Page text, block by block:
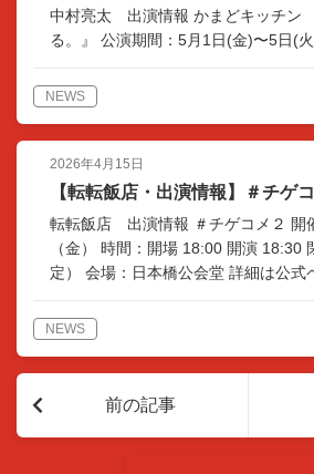
中村亮太 出演情報 かまどキッチン
る。』 公演期間：5月1日(金)〜5日(
ページをご確認ください。 http://k…
NEWS
2026年4月15日
【転転飯店・出演情報】＃チゲ
転転飯店 出演情報 ＃チゲコメ２ 開
（金） 時間：開場 18:00 開演 18:30
定） 会場：日本橋公会堂 詳細は公式
NEWS
前の記事